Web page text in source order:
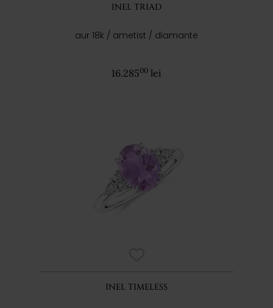
INEL TRIAD
aur 18k / ametist / diamante
16.28500 lei
INEL TIMELESS